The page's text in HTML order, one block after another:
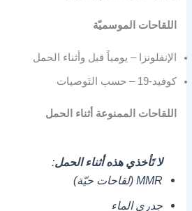
اللقاحات الموسميّة
الإنفلونزا – يومياً قبل وأثناء الحمل
كوفيد-19 – حسب التَوصيات
اللقاحات الممنوعة أثناء الحمل
لا تَأخذي هذه أثناء الحمل:
MMR (لقاحات حيّة)
جدري الماء